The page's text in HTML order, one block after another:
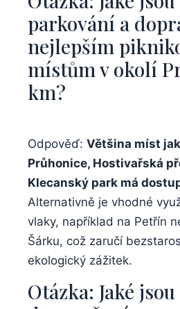
parkování a
nejlepším
místům v ⁣okolí
km?
Odpověď: Většina ⁤míst‍
Průhonice, ‍Hostivařská
Klecanský park má
Alternativně ‍je vhodné
vlaky, například⁢ na⁣ Petřín
Šárku,‍ což‌ zaručí
ekologický zážitek.
Otázka: Jaké